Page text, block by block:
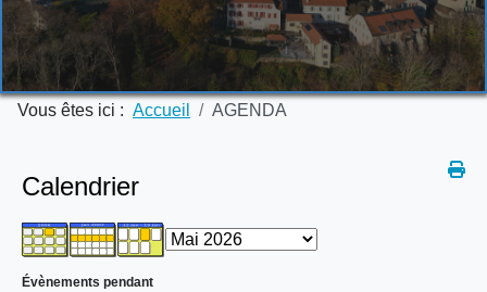
Vous êtes ici : Accueil AGENDA
Calendrier
Évènements pendant